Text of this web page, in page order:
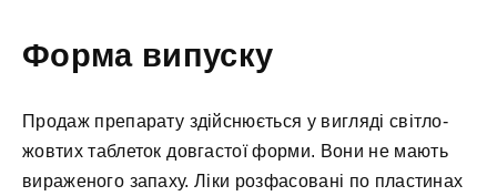
Форма випуску
Продаж препарату здійснюється у вигляді світло-
жовтих таблеток довгастої форми. Вони не мають
вираженого запаху. Ліки розфасовані по пластинах